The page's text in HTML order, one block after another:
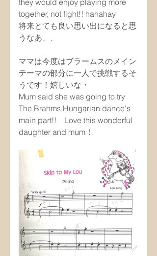
they would enjoy playing more
together, not fight!! hahahay
将来とても良い思い出になると思
うなあ、、
ママは今度はブラームスのメイン
テーマの部分に一人で挑戦するそ
うです！嬉しいな・
Mum said she was going to try
The Brahms Hungarian dance's
main part!!　Love this wonderful
daughter and mum！